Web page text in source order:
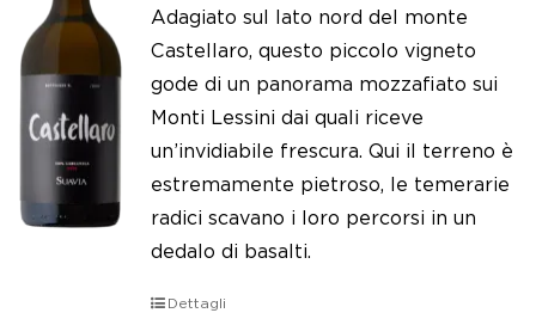
Adagiato sul lato nord del monte
Castellaro, questo piccolo vigneto
gode di un panorama mozzafiato sui
Monti Lessini dai quali riceve
un’invidiabile frescura. Qui il terreno è
estremamente pietroso, le temerarie
radici scavano i loro percorsi in un
dedalo di basalti.
Dettagli